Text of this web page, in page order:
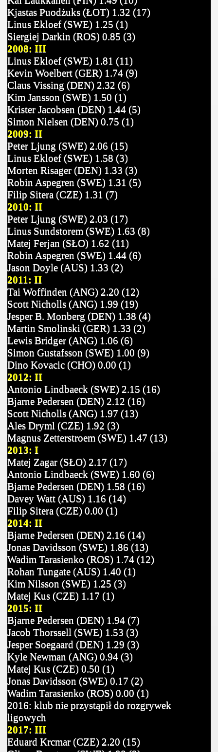
Kjastas Puodżuks (ŁOT) 1.32 (17)
Linus Ekloef (SWE) 1.25 (1)
Siergiej Darkin (ROS) 0.85 (3)
2008: III
Linus Ekloef (SWE) 1.81 (11)
Kevin Woelbert (GER) 1.74 (9)
Claus Vissing (DEN) 2.32 (6)
Kim Jansson (SWE) 1.50 (1)
Krister Jacobsen (DEN) 1.44 (5)
Simon Nielsen (DEN) 0.75 (1)
2009: II
Peter Ljung (SWE) 2.06 (15)
Linus Ekloef (SWE) 1.58 (3)
Morten Risager (DEN) 1.33 (3)
Robin Aspegren (SWE) 1.31 (5)
Filip Sitera (CZE) 1.31 (7)
2010: II
Peter Ljung (SWE) 2.03 (17)
Linus Sundstorem (SWE) 1.63 (8)
Matej Ferjan (SŁO) 1.62 (11)
Robin Aspegren (SWE) 1.44 (6)
Jason Doyle (AUS) 1.33 (2)
2011: II
Tai Woffinden (ANG) 2.20 (12)
Scott Nicholls (ANG) 1.99 (19)
Jesper B. Monberg (DEN) 1.38 (4)
Martin Smolinski (GER) 1.33 (2)
Lewis Bridger (ANG) 1.06 (6)
Simon Gustafsson (SWE) 1.00 (9)
Dino Kovacic (CHO) 0.00 (1)
2012: II
Antonio Lindbaeck (SWE) 2.15 (16)
Bjarne Pedersen (DEN) 2.12 (16)
Scott Nicholls (ANG) 1.97 (13)
Ales Dryml (CZE) 1.92 (3)
Magnus Zetterstroem (SWE) 1.47 (13)
2013: I
Matej Zagar (SŁO) 2.17 (17)
Antonio Lindbaeck (SWE) 1.60 (6)
Bjarne Pedersen (DEN) 1.58 (16)
Davey Watt (AUS) 1.16 (14)
Filip Sitera (CZE) 0.00 (1)
2014: II
Bjarne Pedersen (DEN) 2.16 (14)
Jonas Davidsson (SWE) 1.86 (13)
Wadim Tarasienko (ROS) 1.74 (12)
Rohan Tungate (AUS) 1.40 (1)
Kim Nilsson (SWE) 1.25 (3)
Matej Kus (CZE) 1.17 (1)
2015: II
Bjarne Pedersen (DEN) 1.94 (7)
Jacob Thorssell (SWE) 1.53 (3)
Jesper Soegaard (DEN) 1.29 (3)
Kyle Newman (ANG) 0.94 (3)
Matej Kus (CZE) 0.50 (1)
Jonas Davidsson (SWE) 0.17 (2)
Wadim Tarasienko (ROS) 0.00 (1)
2016: klub nie przystąpił do rozgrywek
ligowych
2017: III
Eduard Krcmar (CZE) 2.20 (15)